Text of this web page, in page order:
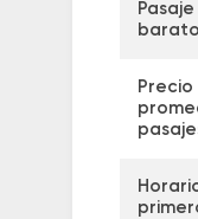
barato
Precio